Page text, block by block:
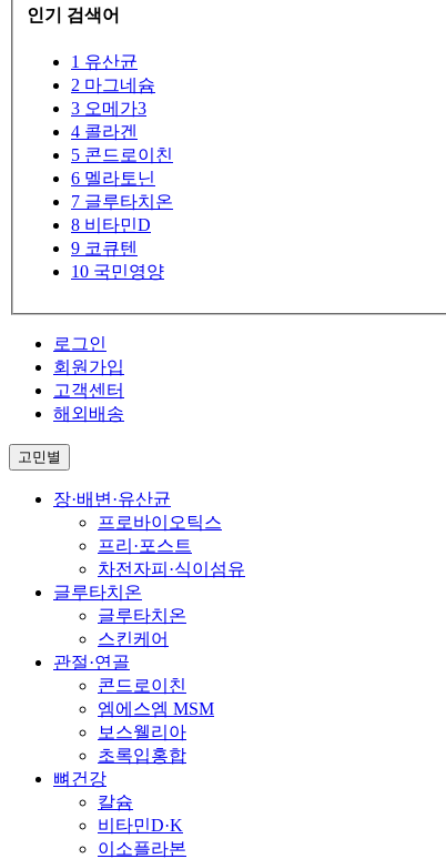
인기 검색어
1 유산균
2 마그네슘
3 오메가3
4 콜라겐
5 콘드로이친
6 멜라토닌
7 글루타치온
8 비타민D
9 코큐텐
10 국민영양
로그인
회원가입
고객센터
해외배송
고민별
장·배변·유산균
프로바이오틱스
프리·포스트
차전자피·식이섬유
글루타치온
글루타치온
스킨케어
관절·연골
콘드로이친
엠에스엠 MSM
보스웰리아
초록입홍합
뼈건강
칼슘
비타민D·K
이소플라본